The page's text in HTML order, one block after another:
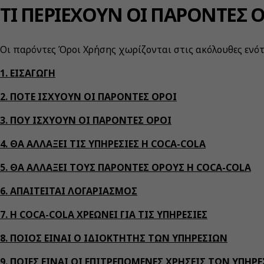
ΤΙ ΠΕΡΙΕΧΟΥΝ ΟΙ ΠΑΡΟΝΤΕΣ
Οι παρόντες Όροι Χρήσης χωρίζονται στις ακόλουθες
1. ΕΙΣΑΓΩΓΗ
2. ΠΟΤΕ ΙΣΧΥΟΥΝ ΟΙ ΠΑΡΟΝΤΕΣ ΟΡΟΙ
3. ΠΟΥ ΙΣΧΥΟΥΝ ΟΙ ΠΑΡΟΝΤΕΣ ΟΡΟΙ
4. ΘΑ ΑΛΛΑΞΕΙ ΤΙΣ ΥΠΗΡΕΣΙΕΣ Η COCA-COLA
5. ΘΑ ΑΛΛΑΞΕΙ ΤΟΥΣ ΠΑΡΟΝΤΕΣ ΟΡΟΥΣ Η COCA-COLA
6. ΑΠΑΙΤΕΙΤΑΙ ΛΟΓΑΡΙΑΣΜΟΣ
7. Η COCA-COLA ΧΡΕΩΝΕΙ ΓΙΑ ΤΙΣ ΥΠΗΡΕΣΙΕΣ
8. ΠΟΙΟΣ ΕΙΝΑΙ Ο ΙΔΙΟΚΤΗΤΗΣ ΤΩΝ ΥΠΗΡΕΣΙΩΝ